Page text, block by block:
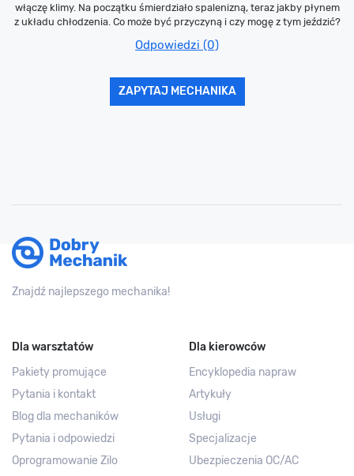
włączę klimy. Na początku śmierdziało spalenizną, teraz jakby płynem
z układu chłodzenia. Co może być przyczyną i czy mogę z tym jeździć?
Odpowiedzi (0)
ZAPYTAJ MECHANIKA
Znajdź najlepszego mechanika!
Dla warsztatów
Pakiety promujące
Pytania i kontakt
Blog dla mechaników
Pytania i odpowiedzi
Oprogramowanie Zilo
Dla kierowców
Encyklopedia napraw
Artykuły
Usługi
Specjalizacje
Ubezpieczenia OC/AC